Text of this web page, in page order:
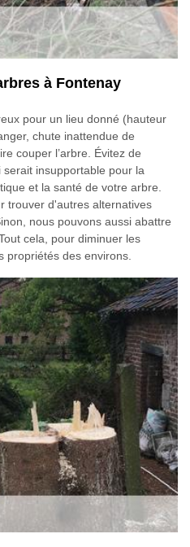
à Fontenay
pour un lieu donné (hauteur
chute inattendue de
couper l’arbre. Évitez de
insupportable pour la
et la santé de votre arbre.
trouver d'autres alternatives
nous pouvons aussi abattre
cela, pour diminuer les
propriétés des environs.